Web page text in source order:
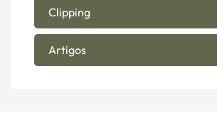
Clipping
Artigos